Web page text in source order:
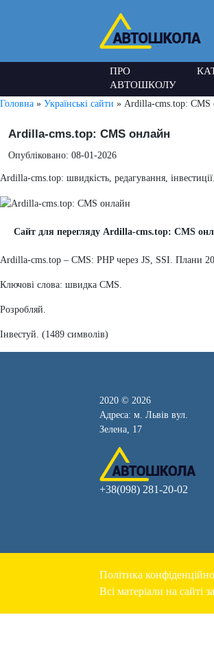
ПРО
АВТОШКОЛУ
Головна » Українські сайти » Ardilla-cms.top: CMS
Ardilla-cms.top: CMS онлайн
Опубліковано: 08-01-2026
Ardilla-cms.top: швидкість, редагування,
Сайт для перегляду Ardilla-cms.top: CMS
Ardilla-cms.top – CMS: PHP через JS, SSI. Плани
Ключові слова: швидка CMS.
Розробляй.
Інвестуй. (1489 символів)
2020 © 2026
Адреса: м. Львів вул.
Зелена, 17
+38(098) 281-20-02
Політика
Всі матеріали на сайті